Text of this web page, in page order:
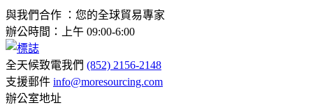
與我們合作 ：您的全球貿易專家
辦公時間：上午 09:00-6:00
全天候致電我們 (852) 2156-2148
支援郵件 info@moresourcing.com
辦公室地址